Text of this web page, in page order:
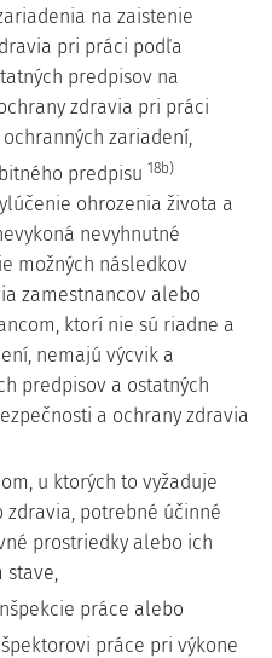
na zaistenie
pri práci podľa
predpisov na
zdravia pri práci
zariadení,
predpisu 18b)
ohrozenia života a
nevyhnutné
možných následkov
zamestnancov alebo
ktorí nie sú riadne a
nemajú výcvik a
predpisov a ostatných
a ochrany zdravia
u ktorých to vyžaduje
potrebné účinné
prostriedky alebo ich
stave,
práce alebo
práce pri výkone